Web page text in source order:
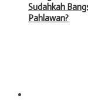
Sudahkah
Pahlawan?